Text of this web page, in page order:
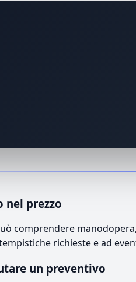
nel prezzo
comprendere
richieste e ad
un preventivo